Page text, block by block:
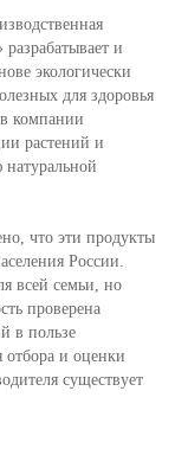
и
экологически
для здоровья
компании
растений и
натуральной
что эти продукты
России.
всей семьи, но
проверена
в пользе
отбора и оценки
существует